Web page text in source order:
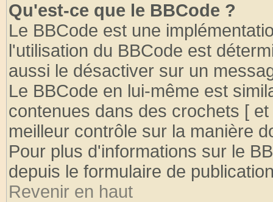
Qu'est-ce que le BBCode ?
Le BBCode est une
l'utilisation du BBCode est
aussi le désactiver sur un
Le BBCode en lui-même est
contenues dans des crochets [
meilleur contrôle sur la manière
Pour plus d'informations sur le
depuis le formulaire de
Revenir en haut